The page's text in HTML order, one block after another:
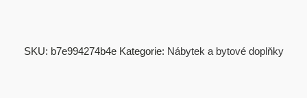
SKU: b7e994274b4e Kategorie: Nábytek a bytové doplňky